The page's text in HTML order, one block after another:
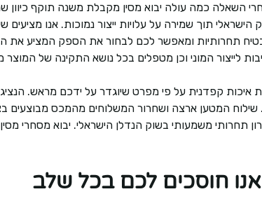
השאלה כמה עולה יבוא מסין מקבלת משנה תוקף
תוך שמירה על עלויות ייצור נמוכות. אנו מציעים
תחרותיות ומאפשר לכם לבחור את הספק המציע את
לייצור המוני וכן מטפלים בכל נושא התקינה של המוצר
איכות קפדנית על פי מפרט שיוגדר על ידכם מראש.
המטען ארצה ושחרור המשלוחים מהמכס מבוצעים
תחרותי משמעותי בשוק הנדלן הישראלי. יבוא מסחרי
אנו חוסכים לכם בכל שלב